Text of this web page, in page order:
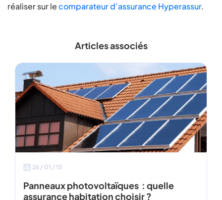
réaliser sur lecomparateur d’assurance Hyperassur.
Articles associés
26 / 01 / 15
Panneaux photovoltaïques : quelle
assurance habitation choisir ?